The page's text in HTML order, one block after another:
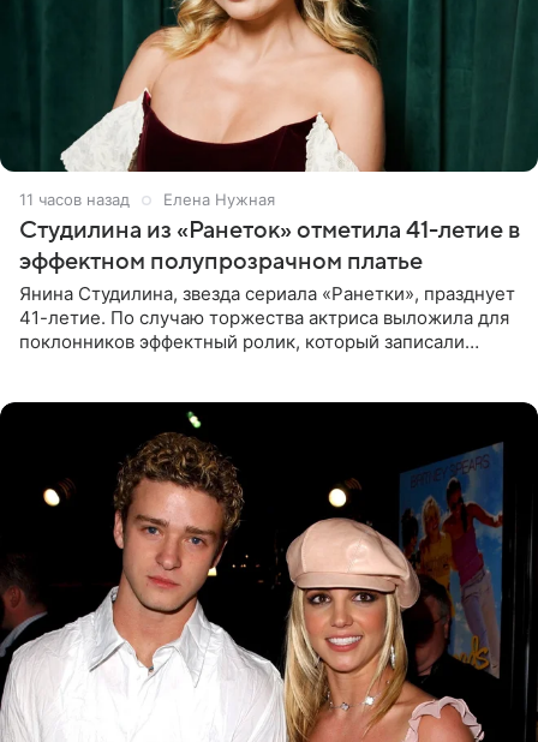
11 часов назад Елена Нужная
Студилина из «Ранеток» отметила 41-летие в
эффектном полупрозрачном платье
Янина Студилина, звезда сериала «Ранетки», празднует
41-летие. По случаю торжества актриса выложила для
поклонников эффектный ролик, который записали